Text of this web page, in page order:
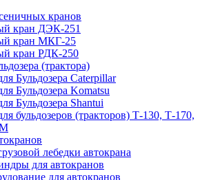
кранов
кран ДЭК-251
кран МКГ-25
кран РДК-250
(трактора)
Бульдозера Caterpillar
Бульдозера Komatsu
Бульдозера Shantui
бульдозеров (тракторов) Т-130, Т-170,
лебедки автокрана
для автокранов
для автокранов